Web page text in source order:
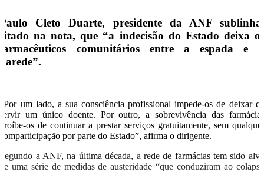
Paulo Cleto Duarte, presidente da ANF sublinha,
citado na nota, que “a indecisão do Estado deixa os
farmacêuticos comunitários entre a espada e a
parede”.
“Por um lado, a sua consciência profissional impede-os de deixar de
servir um único doente. Por outro, a sobrevivência das farmácias
proíbe-os de continuar a prestar serviços gratuitamente, sem qualquer
comparticipação por parte do Estado”, afirma o dirigente.
Segundo a ANF, na última década, a rede de farmácias tem sido alvo
de uma série de medidas de austeridade “que conduziram ao colapso